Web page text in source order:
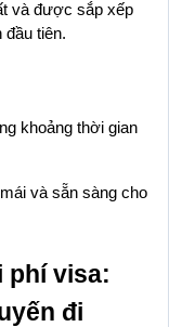
và được sắp xếp
đầu tiên.
khoảng thời gian
và sẵn sàng cho
phí visa:
đi